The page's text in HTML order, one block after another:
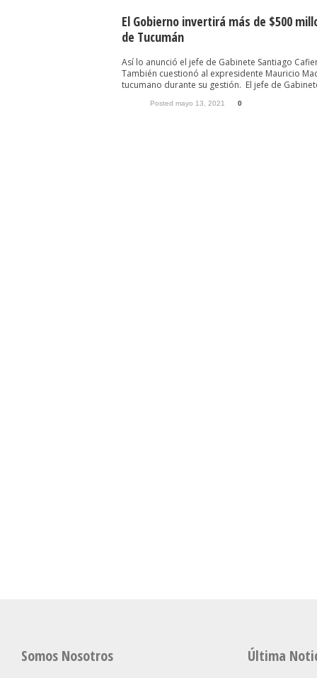
El Gobierno invertirá más de $500
de Tucumán
Así lo anunció el jefe de Gabinete Santiago
También cuestionó al expresidente Mauricio
tucumano durante su gestión. El jefe de
Posted mayo 13, 2021 0
Somos Nosotros Última